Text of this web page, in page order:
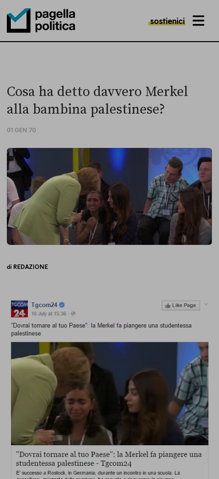
Pagella Politica Logo
sostienici MENU
Cosa ha detto davvero Merkel
alla bambina palestinese?
01 GEN 70
di REDAZIONE